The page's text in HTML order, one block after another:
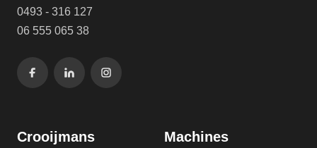
0493 - 316 127
06 555 065 38
Crooijmans Machines